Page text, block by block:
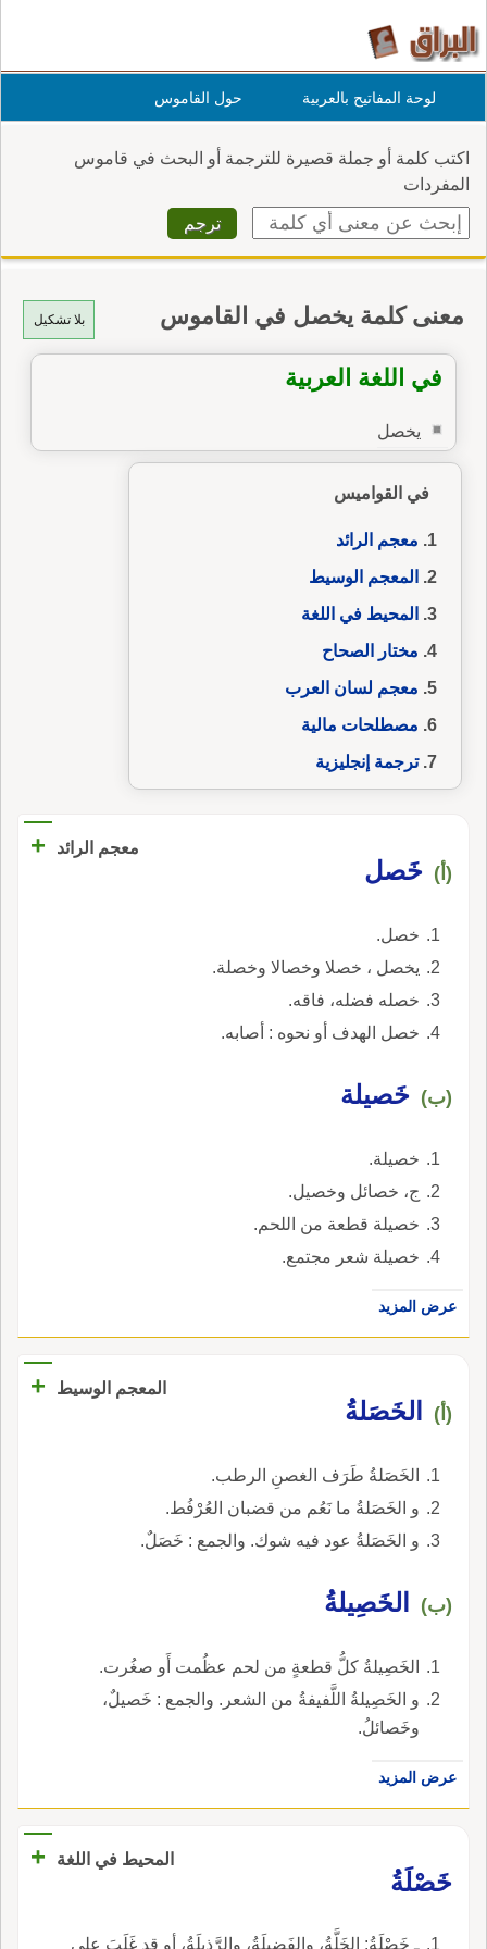
لوحة المفاتيح بالعربية حول القاموس
اكتب كلمة أو جملة قصيرة للترجمة أو البحث في قاموس
المفردات
بلا تشكيل معنى كلمة يخصل في القاموس
في اللغة العربية
يخصل
في القواميس
معجم الرائد
المعجم الوسيط
المحيط في اللغة
مختار الصحاح
معجم لسان العرب
مصطلحات مالية
ترجمة إنجليزية
معجم الرائد +
(أ) خَصل
خصل.
يخصل ، خصلا وخصالا وخصلة.
خصله فضله، فاقه.
خصل الهدف أو نحوه : أصابه.
(ب) خَصيلة
خصيلة.
ج، خصائل وخصيل.
خصيلة قطعة من اللحم.
خصيلة شعر مجتمع.
عرض المزيد
المعجم الوسيط +
(أ) الخَصَلةُ
الخَصَلةُ طَرَف الغصنِ الرطب.
و الخَصَلةُ ما نَعُم من قضبان العُرْفُط.
و الخَصَلةُ عود فيه شوك. والجمع : خَصَلٌ.
(ب) الخَصِيلةُ
الخَصِيلةُ كلُّ قطعةٍ من لحم عظُمت أَو صغُرت.
و الخَصِيلةُ اللَّفيفةُ من الشعر. والجمع : خَصيلٌ،
وخَصائلُ.
عرض المزيد
المحيط في اللغة
+
خَصْلَةُ
ـ خَصْلَةُ: الخَلَّةُ، والفَضيلَةُ، والرَّذيلَةُ، أو قد غَلَبَ على